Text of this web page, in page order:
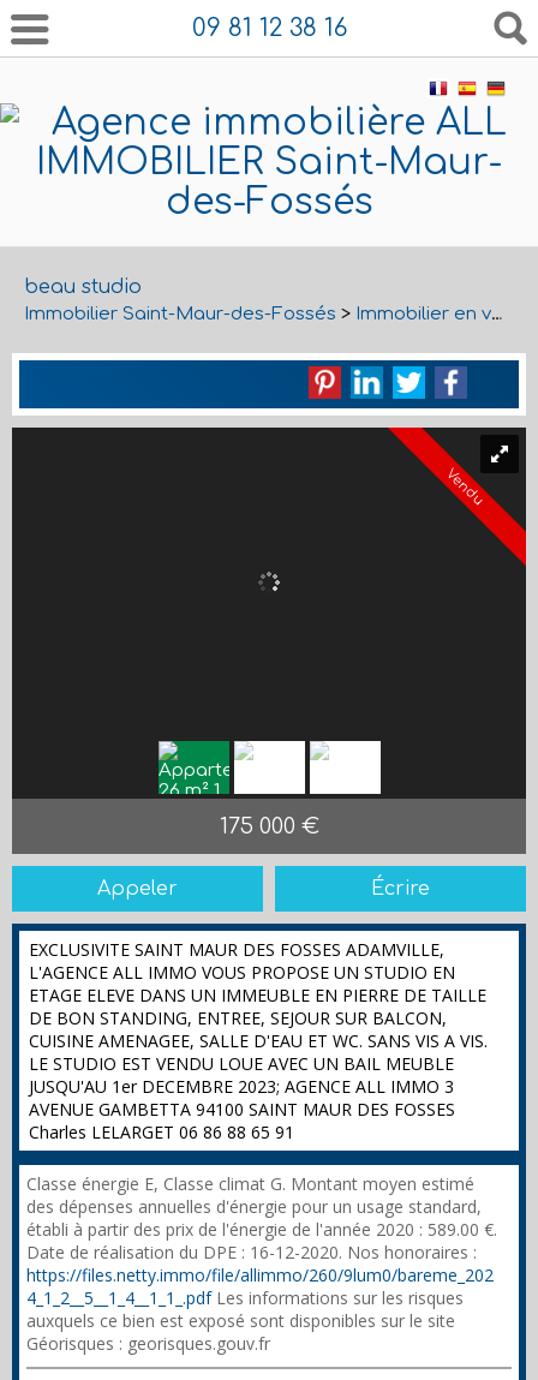
09 81 12 38 16
beau studio
Immobilier Saint-Maur-des-Fossés > Immobilier en vente Saint-Maur-des-Fossés
Vendu
175 000 €
Appeler Écrire
EXCLUSIVITE SAINT MAUR DES FOSSES ADAMVILLE,
L'AGENCE ALL IMMO VOUS PROPOSE UN STUDIO EN
ETAGE ELEVE DANS UN IMMEUBLE EN PIERRE DE TAILLE
DE BON STANDING, ENTREE, SEJOUR SUR BALCON,
CUISINE AMENAGEE, SALLE D'EAU ET WC. SANS VIS A VIS.
LE STUDIO EST VENDU LOUE AVEC UN BAIL MEUBLE
JUSQU'AU 1er DECEMBRE 2023; AGENCE ALL IMMO 3
AVENUE GAMBETTA 94100 SAINT MAUR DES FOSSES
Charles LELARGET 06 86 88 65 91
Classe énergie E, Classe climat G. Montant moyen estimé
des dépenses annuelles d'énergie pour un usage standard,
établi à partir des prix de l'énergie de l'année 2020 : 589.00 €.
Date de réalisation du DPE : 16-12-2020. Nos honoraires :
https://files.netty.immo/file/allimmo/260/9lum0/bareme_202
4_1_2__5__1_4__1_1_.pdfLes informations sur les risques
auxquels ce bien est exposé sont disponibles sur le site
Géorisques : georisques.gouv.fr